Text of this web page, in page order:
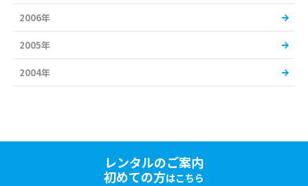
2006年
2005年
2004年
レンタルのご案内
初めての方はこちら